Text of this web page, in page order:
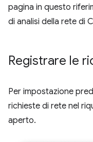
pagina in questo
di analisi della rete di
Registrare le
Per impostazione
richieste di rete nel
aperto.